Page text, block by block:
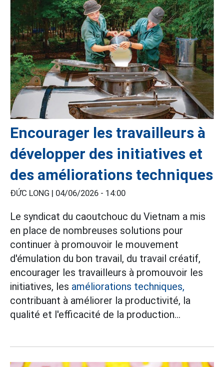
Encourager les travailleurs à
développer des initiatives et
des améliorations techniques
ĐỨC LONG | 04/06/2026 - 14:00
Le syndicat du caoutchouc du Vietnam a mis
en place de nombreuses solutions pour
continuer à promouvoir le mouvement
d'émulation du bon travail, du travail créatif,
encourager les travailleurs à promouvoir les
initiatives, les améliorations techniques,
contribuant à améliorer la productivité, la
qualité et l'efficacité de la production...